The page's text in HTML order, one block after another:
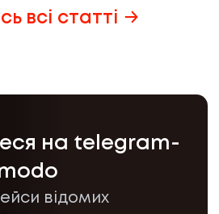
всі статті
на telegram-
відомих